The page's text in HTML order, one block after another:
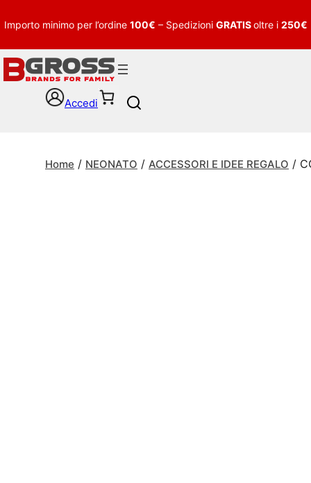
Importo minimo per l’ordine 100€ – Spedizioni GRATISoltre i 250€
Accedi
c
Home / NEONATO / ACCESSORI E IDEE REGALO /